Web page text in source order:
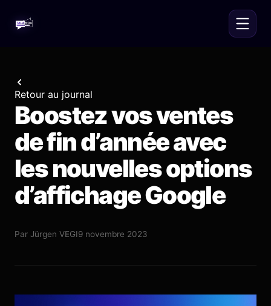
Retour au journal
Boostez vos ventes
de fin d’année avec
les nouvelles options
d’affichage Google
Par Jürgen VEGI9 novembre 2023